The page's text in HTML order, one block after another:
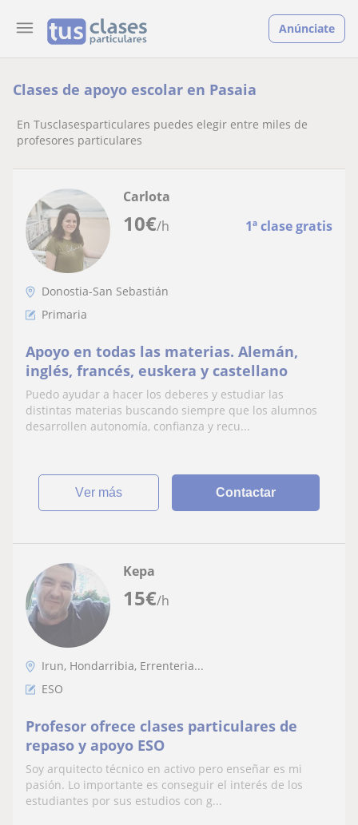
Anúnciate
Clases de apoyo escolar en Pasaia
En Tusclasesparticulares puedes elegir entre miles de
profesores particulares
10€/h 1ª clase gratis
Carlota
Donostia-San Sebastián
Primaria
Apoyo en todas las materias. Alemán,
inglés, francés, euskera y castellano
Puedo ayudar a hacer los deberes y estudiar las
distintas materias buscando siempre que los alumnos
desarrollen autonomía, confianza y recu...
ver más Contactar
15€/h
Kepa
Irun, Hondarribia, Errenteria...
ESO
Profesor ofrece clases particulares de
repaso y apoyo ESO
Soy arquitecto técnico en activo pero enseñar es mi
pasión. Lo importante es conseguir el interés de los
estudiantes por sus estudios con g...